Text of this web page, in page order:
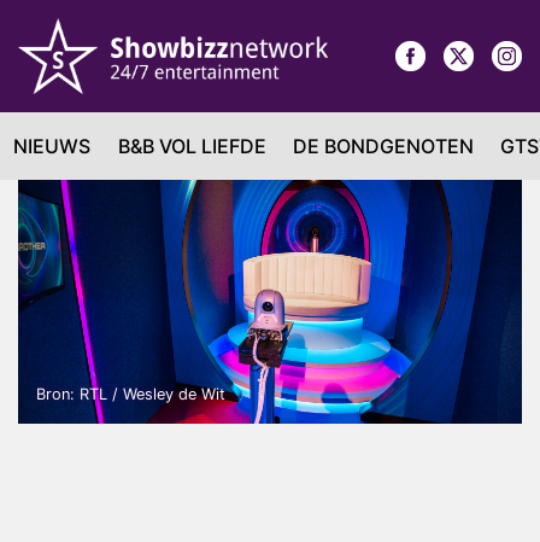
NIEUWS B&B VOL LIEFDE DE BONDGENOTEN
Bron: RTL / Wesley de Wit